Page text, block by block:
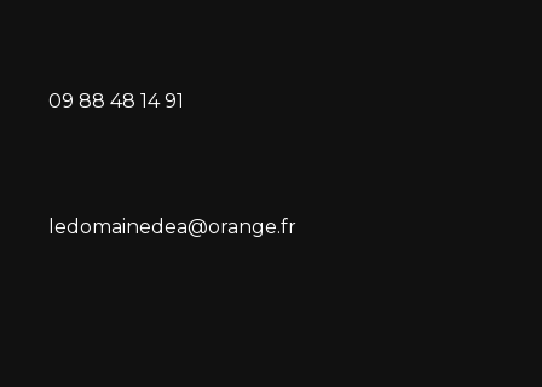
09 88 48 14 91
ledomainedea@orange.fr